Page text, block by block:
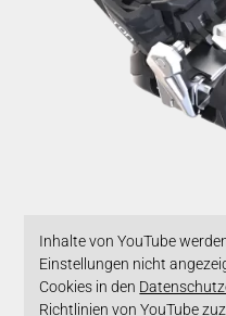
Inhalte von YouTube
Einstellungen nicht
Cookies in den
Richtlinien von YouTube